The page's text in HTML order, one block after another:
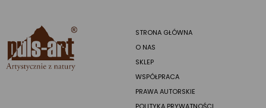
STRONA GŁÓWNA
O NAS
SKLEP
WSPÓŁPRACA
PRAWA AUTORSKIE